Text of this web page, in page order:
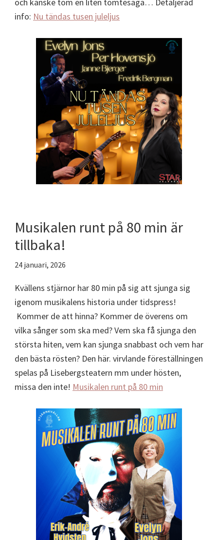
och kanske tom en liten tomtesaga… Detaljerad
info: Nu tändas tusen juleljus
Musikalen runt på 80 min är
tillbaka!
24 januari, 2026
Kvällens stjärnor har 80 min på sig att sjunga sig
igenom musikalens historia under tidspress!
Kommer de att hinna? Kommer de överens om
vilka sånger som ska med? Vem ska få sjunga den
största hiten, vem kan sjunga snabbast och vem har
den bästa rösten? Den här. virvlande föreställningen
spelas på Lisebergsteatern mm under hösten,
missa den inte! Musikalen runt på 80 min